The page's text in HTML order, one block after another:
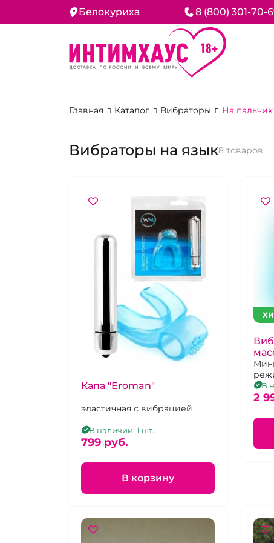
Белокуриха 8 (800) 301-70-
Главная Каталог Вибраторы На
Вибраторы на язык8 товаров
Капа "Eroman"
эластичная с вибрацией
В наличии: 1 шт.
799 pуб.
В корзину
зон,
В
2